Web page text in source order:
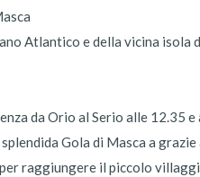
Atlantico e della vicina isola
da Orio al Serio alle 12.35
Gola di Masca a
raggiungere il piccolo